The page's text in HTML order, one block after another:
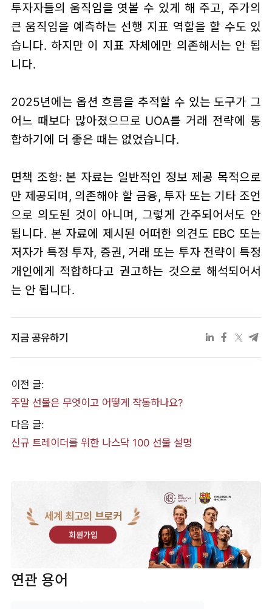
투자자들의 움직임을 엿볼 수 있게 해 주고, 주가의
큰 움직임을 예측하는 선행 지표 역할을 할 수도 있
습니다. 하지만 이 지표 자체에만 의존해서는 안 됩
니다.
2025년에는 옵션 흐름을 추적할 수 있는 도구가 그
어느 때보다 많아졌으므로 UOA를 거래 전략에 통
합하기에 더 좋은 때는 없었습니다.
면책 조항: 본 자료는 일반적인 정보 제공 목적으로
만 제공되며, 의존해야 할 금융, 투자 또는 기타 조언
으로 의도된 것이 아니며, 그렇게 간주되어서도 안
됩니다. 본 자료에 제시된 어떠한 의견도 EBC 또는
저자가 특정 투자, 증권, 거래 또는 투자 전략이 특정
개인에게 적합하다고 권고하는 것으로 해석되어서
는 안 됩니다.
지금 공유하기
이전 글:
주말 선물은 무엇이고 어떻게 작동하나요?
다음 글:
신규 트레이더를 위한 나스닥 100 선물 설명
세계 최고의 브로커
회원가입
연관 용어